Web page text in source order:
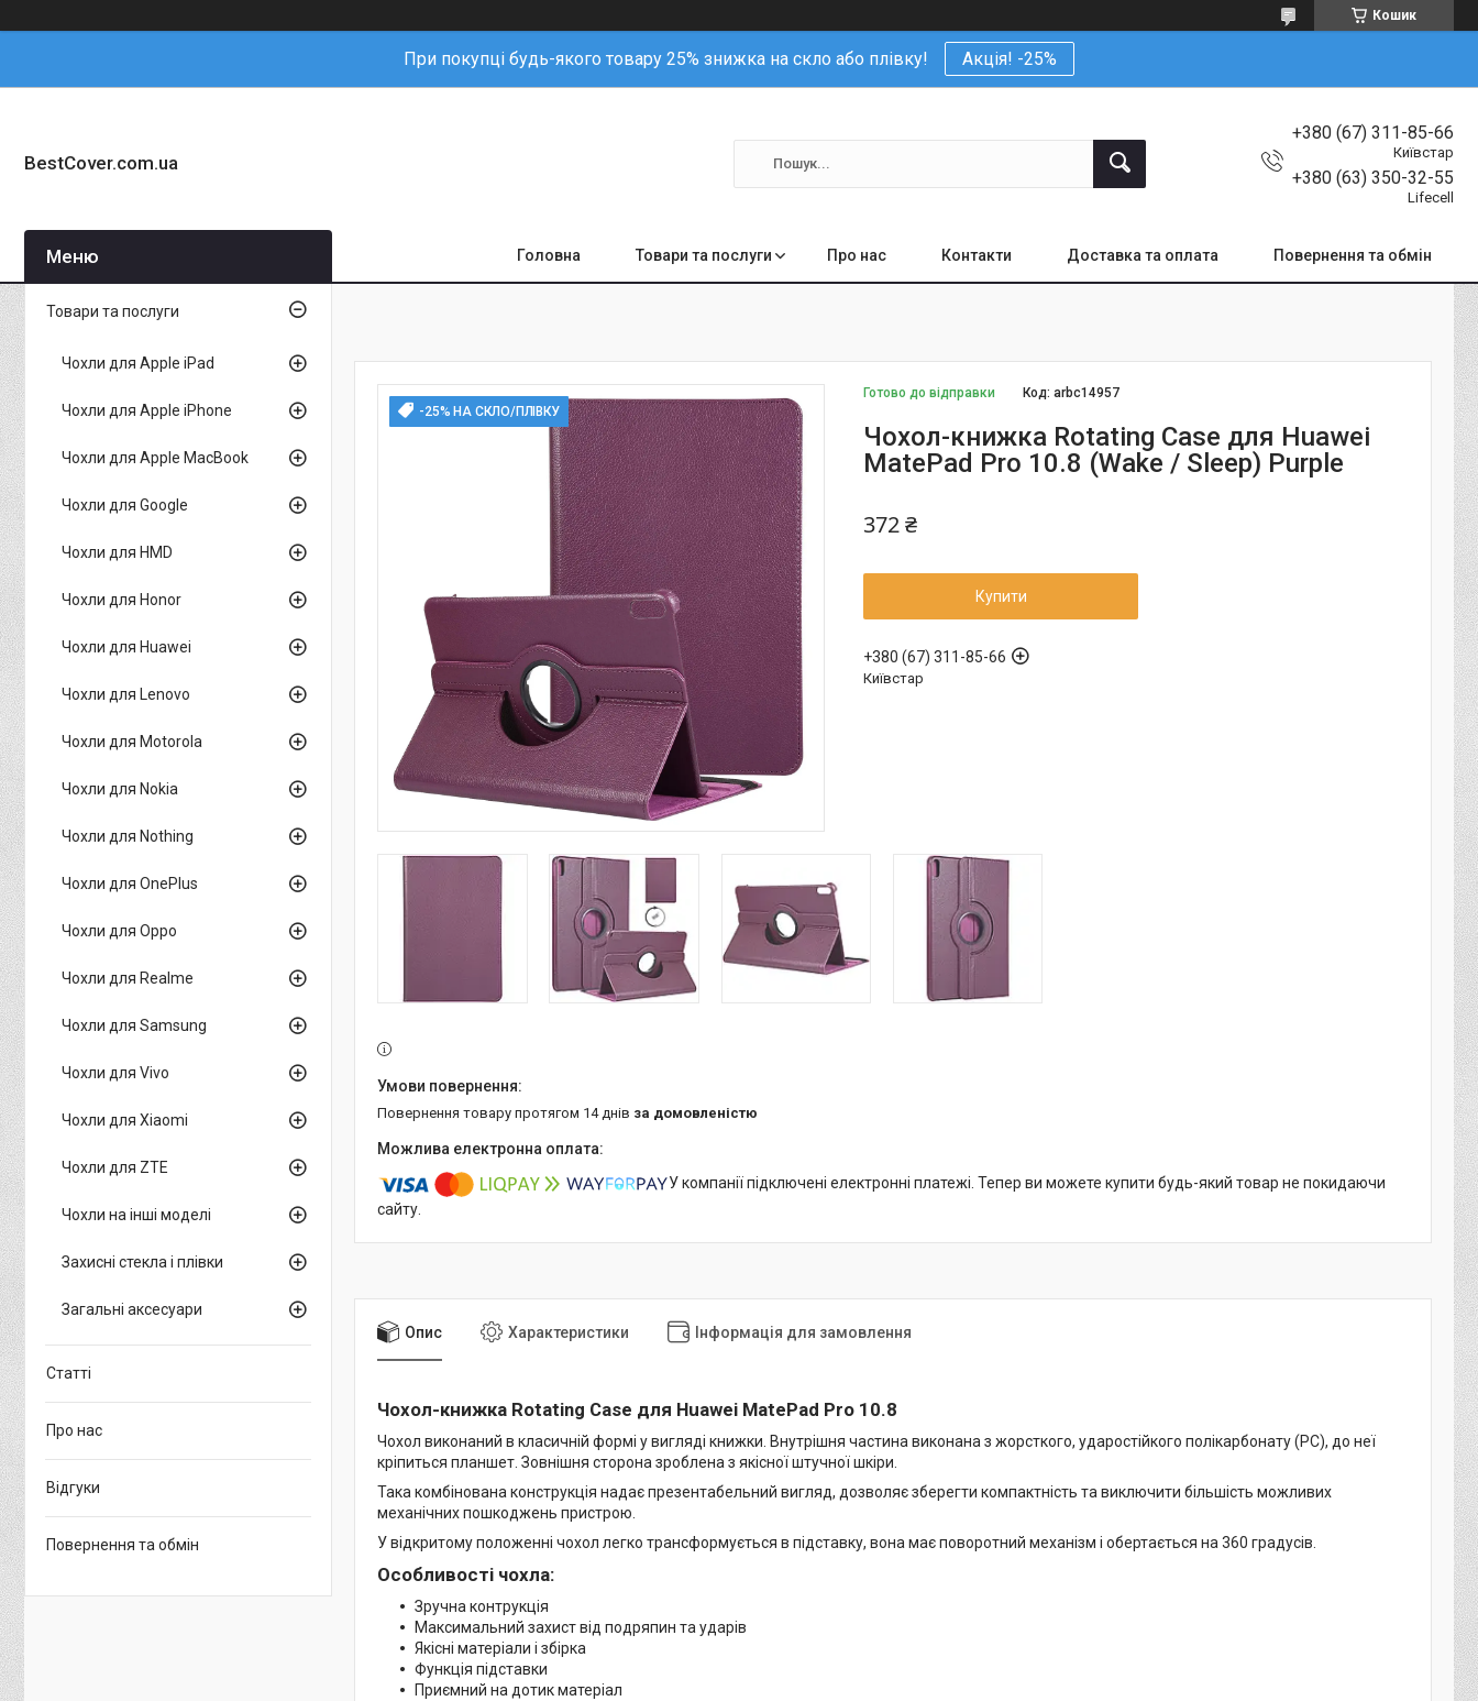
Кошик
При покупці будь-якого товару 25% знижка на скло або плівку! Акція! -25%
BestCover.com.ua
+380 (67) 311-85-66
Київстар
+380 (63) 350-32-55
Lifecell
Головна Товари та послуги Про нас Контакти Доставка та оплата Повернення та обмін
-25% НА СКЛО/ПЛІВКУ
Готово до відправки Код:arbc14957
Чохол-книжка Rotating Case для Huawei
MatePad Pro 10.8 (Wake / Sleep) Purple
372 ₴
Купити
+380 (67) 311-85-66
Київстар
повернення товару протягом 14 днів за домовленістю
У компанії підключені електронні платежі. Тепер ви можете купити будь-який товар не покидаючи
сайту.
Опис Характеристики Інформація для замовлення
Чохол-книжка Rotating Case для Huawei MatePad Pro 10.8
Чохол виконаний в класичній формі у вигляді книжки. Внутрішня частина виконана з жорсткого, ударостійкого полікарбонату (PC), до неї
кріпиться планшет. Зовнішня сторона зроблена з якісної штучної шкіри.
Така комбінована конструкція надає презентабельний вигляд, дозволяє зберегти компактність та виключити більшість можливих
механічних пошкоджень пристрою.
У відкритому положенні чохол легко трансформується в підставку, вона має поворотний механізм і обертається на 360 градусів.
Особливості чохла:
Зручна контрукція
Максимальний захист від подряпин та ударів
Якісні матеріали і збірка
Функція підставки
Приємний на дотик матеріал
Товари та послуги
Чохли для Apple iPad
Чохли для Apple iPhone
Чохли для Apple MacBook
Чохли для Google
Чохли для HMD
Чохли для Honor
Чохли для Huawei
Чохли для Lenovo
Чохли для Motorola
Чохли для Nokia
Чохли для Nothing
Чохли для OnePlus
Чохли для Oppo
Чохли для Realme
Чохли для Samsung
Чохли для Vivo
Чохли для Xiaomi
Чохли для ZTE
Чохли на інші моделі
Захисні стекла і плівки
Загальні аксесуари
Статті
Про нас
Відгуки
Повернення та обмін